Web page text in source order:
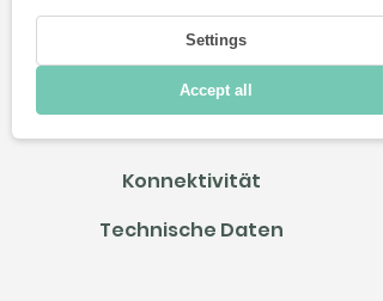
Fahren
Laden & Reichweite
Konnektivität
Technische Daten
Settings
Accept all